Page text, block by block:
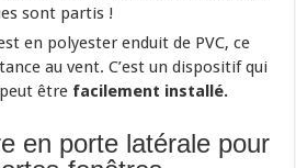
sont partis !
en polyester enduit de PVC, ce
au vent. C’est un dispositif qui
être facilement installé.
en porte latérale pour